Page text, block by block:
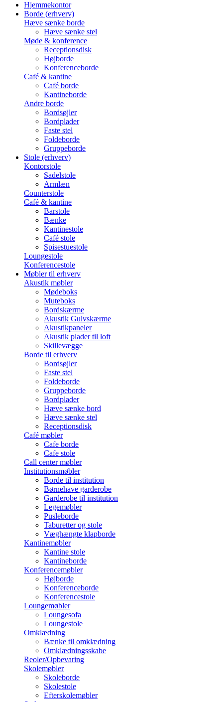
Hjemmekontor
Borde (erhverv)
Hæve sænke borde
Hæve sænke stel
Møde & konference
Receptionsdisk
Højborde
Konferenceborde
Café & kantine
Café borde
Kantineborde
Andre borde
Bordsøjler
Bordplader
Faste stel
Foldeborde
Gruppeborde
Stole (erhverv)
Kontorstole
Sadelstole
Armlæn
Counterstole
Café & kantine
Barstole
Bænke
Kantinestole
Café stole
Spisestuestole
Loungestole
Konferencestole
Møbler til erhverv
Akustik møbler
Mødeboks
Muteboks
Bordskærme
Akustik Gulvskærme
Akustikpaneler
Akustik plader til loft
Skillevægge
Borde til erhverv
Bordsøjler
Faste stel
Foldeborde
Gruppeborde
Bordplader
Hæve sænke bord
Hæve sænke stel
Receptionsdisk
Café møbler
Cafe borde
Cafe stole
Call center møbler
Institutionsmøbler
Borde til institution
Børnehave garderobe
Garderobe til institution
Legemøbler
Pusleborde
Taburetter og stole
Væghængte klapborde
Kantinemøbler
Kantine stole
Kantineborde
Konferencemøbler
Højborde
Konferenceborde
Konferencestole
Loungemøbler
Loungesofa
Loungestole
Omklædning
Bænke til omklædning
Omklædningsskabe
Reoler/Opbevaring
Skolemøbler
Skoleborde
Skolestole
Efterskolemøbler